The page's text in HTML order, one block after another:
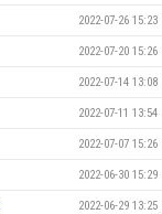
2022-07-26 15:23
2022-07-20 15:26
2022-07-14 13:08
2022-07-11 13:54
2022-07-07 15:26
2022-06-30 15:29
2022-06-29 13:25